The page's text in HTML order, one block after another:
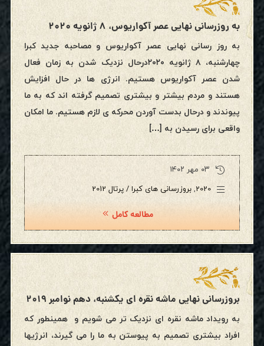
به روزرسانی نهایی عصر آکواریوس، ۸ ژانویه ۲۰۲۰
به روز رسانی نهایی عصر آکواریوس و مصاحبه جدید کبرا
چهارشنبه، ۸ ژانویه ۲۰۲۰درحال نزدیک شدن به زمان فعال
شدن عصر آکواریوس هستیم. انرژی ها در حال افزایش
هستند و مردم بیشتر و بیشتری تصمیم گرفته اند که به ما
پیوندند و درحال بدست آوردن محرکه ی لازم هستیم. ما امکان
واقعی برای رسیدن به […]
۰۳ مهر ۱۴۰۲
2020
, بروزرسانی های کبرا / پرتال 2012
مطالعه کامل
بروزرسانی نهایی ماشه نقره ای یکشنبه، دهم نوامبر ۲۰۱۹
به رویداد ماشه نقره ای نزدیک تر می شویم و همینطور که
افراد بیشتری تصمیم به پیوستن به ما را می گیرند، انرژیها